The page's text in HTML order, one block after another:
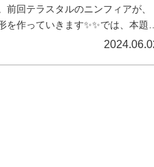
回テラスタルのニンフィアが、
作っていきます✨✨では、本題